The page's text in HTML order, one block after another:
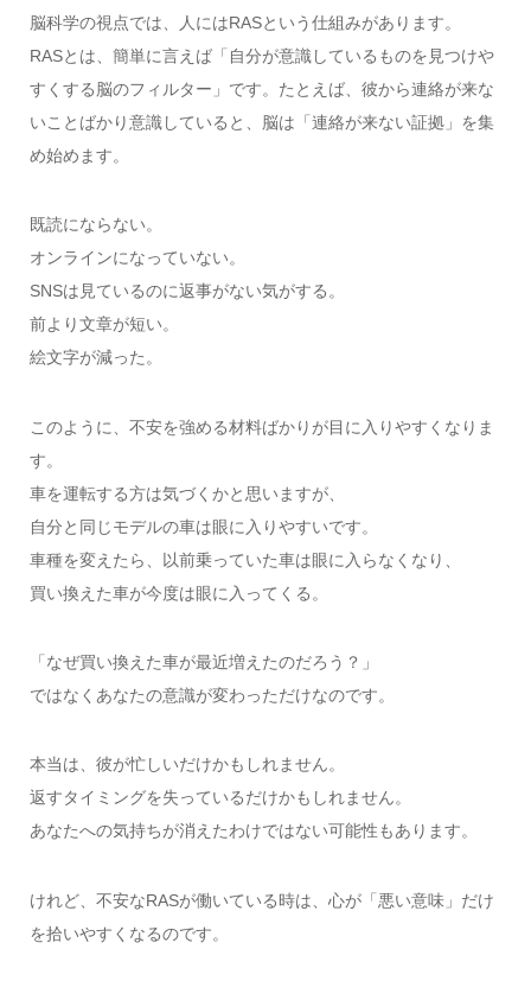
脳科学の視点では、人にはRASという仕組みがあります。
RASとは、簡単に言えば「自分が意識しているものを見つけや
すくする脳のフィルター」です。たとえば、彼から連絡が来な
いことばかり意識していると、脳は「連絡が来ない証拠」を集
め始めます。
既読にならない。
オンラインになっていない。
SNSは見ているのに返事がない気がする。
前より文章が短い。
絵文字が減った。
このように、不安を強める材料ばかりが目に入りやすくなりま
す。
車を運転する方は気づくかと思いますが、
自分と同じモデルの車は眼に入りやすいです。
車種を変えたら、以前乗っていた車は眼に入らなくなり、
買い換えた車が今度は眼に入ってくる。
「なぜ買い換えた車が最近増えたのだろう？」
ではなくあなたの意識が変わっただけなのです。
本当は、彼が忙しいだけかもしれません。
返すタイミングを失っているだけかもしれません。
あなたへの気持ちが消えたわけではない可能性もあります。
けれど、不安なRASが働いている時は、心が「悪い意味」だけ
を拾いやすくなるのです。